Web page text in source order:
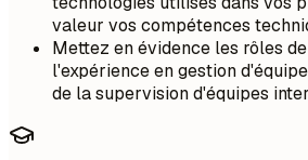
valeur vos compétences
Mettez en évidence les rôles
l'expérience en gestion
de la supervision d'équipes